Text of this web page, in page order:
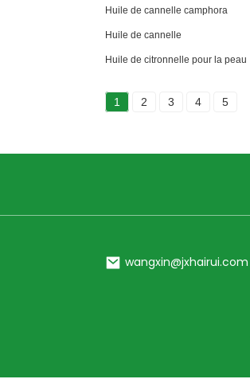
Huile de cannelle camphora
Huile de cannelle
Huile de citronnelle pour la peau
1 2 3 4 5
wangxin@jxhairui.com